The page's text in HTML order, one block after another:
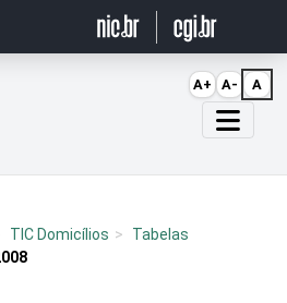
TIC Domicílios
Tabelas
A+ A- A